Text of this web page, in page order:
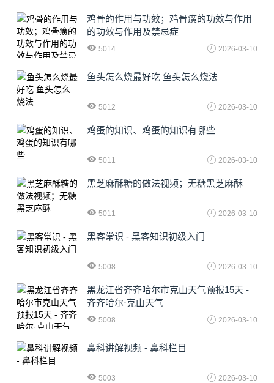
鸡骨的作用与功效；鸡骨癀的功效与作用
的功效与作用及禁忌症
5014 2026-03-10
鱼头怎么烧最好吃 鱼头怎么烧法
5012 2026-03-10
鸡蛋的知识、鸡蛋的知识有哪些
5011 2026-03-10
黑芝麻酥糖的做法视频；无糖黑芝麻酥
5011 2026-03-10
黑客常识 - 黑客知识初级入门
5008 2026-03-10
黑龙江省齐齐哈尔市克山天气预报15天 -
齐齐哈尔·克山天气
5008 2026-03-10
鼻科讲解视频 - 鼻科栏目
5003 2026-03-10